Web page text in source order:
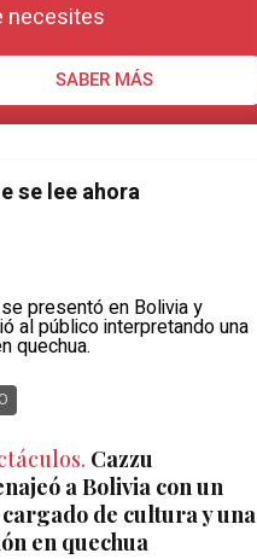
necesites
SABER MÁS
se lee ahora
Cazzu
a Bolivia con un
cargado de cultura y una
en quechua